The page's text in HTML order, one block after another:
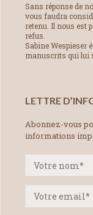
Sans réponse de
vous faudra
retenu. Il nous est
refus.
Sabine Wespieser
manuscrits qui lui
LETTRE
Abonnez-vous
informations